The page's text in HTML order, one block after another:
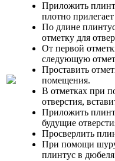
Приложить
плотно
По длине
отметку для
От первой
следующую
Проставить
помещения.
В отметках при
отверстия,
Приложить
будущие
Просверлить
При помощи
плинтус в